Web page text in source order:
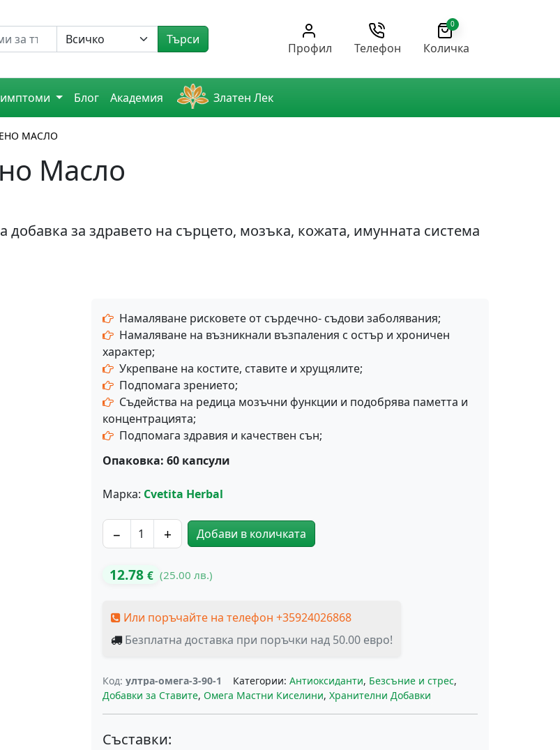
на Търси
Профил Телефон
0
Количка
Блог Академия Златен Лек
МАСЛО
Масло
добавка за здравето на сърцето, мозъка, кожата, имунната система
Намаляване рисковете от сърдечно- съдови заболявания;
Намаляване на възникнали възпаления с остър и хроничен
характер;
Укрепване на костите, ставите и хрущялите;
Подпомага зрението;
Съдейства на редица мозъчни функции и подобрява паметта и
концентрацията;
Подпомага здравия и качествен сън;
Опаковка: 60 капсули
Марка: Cvetita Herbal
количество за Fish Oil Omega 3 Рибено Масло
− + Добави в количката
12.78 € (25.00 лв.)
Или поръчайте на телефон +35924026868
Безплатна доставка при поръчки над 50.00 евро!
Код: ултра-омега-3-90-1 Категории: Антиоксиданти, Безсъние и стрес,
Добавки за Ставите, Омега Мастни Киселини, Хранителни Добавки
Съставки: